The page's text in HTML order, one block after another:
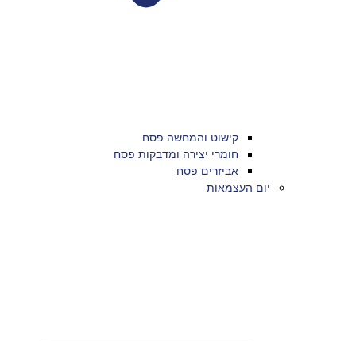
קישוט והמחשה פסח
חומרי יצירה ומדבקות פסח
אביזרים פסח
יום העצמאות